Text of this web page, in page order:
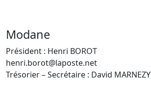
Modane
Président : Henri BOROT
henri.borot@laposte.net
Trésorier – Secrétaire : David MARNEZY